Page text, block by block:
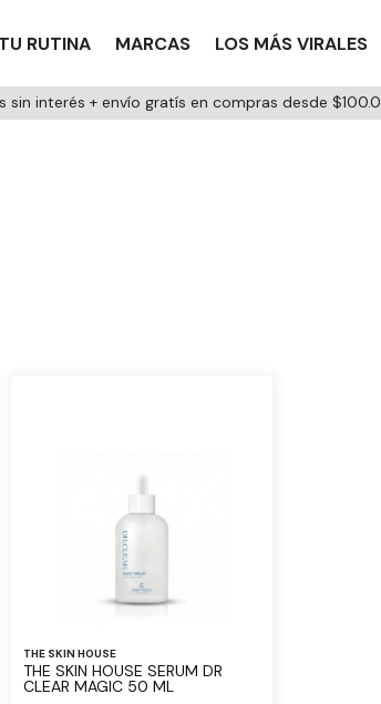
RUTINA MARCAS LOS MÁS VIRALES
sin interés + envío gratís en compras desde
THE SKIN HOUSE
THE SKIN HOUSE SERUM DR
CLEAR MAGIC 50 ML